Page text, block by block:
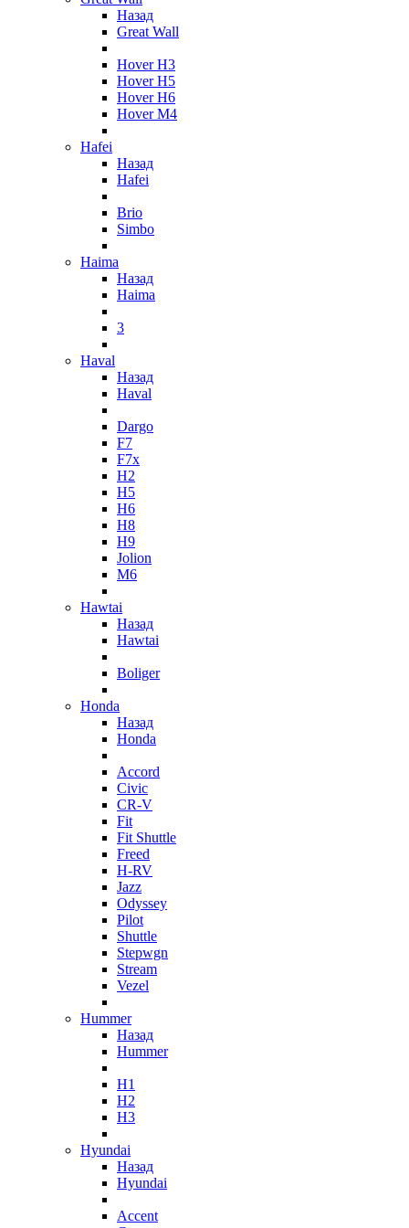
Назад
Great Wall
Hover H3
Hover H5
Hover H6
Hover M4
Hafei
Назад
Hafei
Brio
Simbo
Haima
Назад
Haima
3
Haval
Назад
Haval
Dargo
F7
F7x
H2
H5
H6
H8
H9
Jolion
M6
Hawtai
Назад
Hawtai
Boliger
Honda
Назад
Honda
Accord
Civic
CR-V
Fit
Fit Shuttle
Freed
H-RV
Jazz
Odyssey
Pilot
Shuttle
Stepwgn
Stream
Vezel
Hummer
Назад
Hummer
H1
H2
H3
Hyundai
Назад
Hyundai
Accent